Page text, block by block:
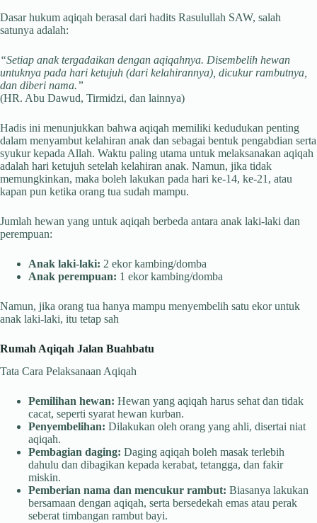
Dasar hukum aqiqah berasal dari hadits Rasulullah SAW, salah
satunya adalah:
“Setiap anak tergadaikan dengan aqiqahnya. Disembelih hewan
untuknya pada hari ketujuh (dari kelahirannya), dicukur rambutnya,
dan diberi nama.”
(HR. Abu Dawud, Tirmidzi, dan lainnya)
Hadis ini menunjukkan bahwa aqiqah memiliki kedudukan penting
dalam menyambut kelahiran anak dan sebagai bentuk pengabdian serta
syukur kepada Allah. Waktu paling utama untuk melaksanakan aqiqah
adalah hari ketujuh setelah kelahiran anak. Namun, jika tidak
memungkinkan, maka boleh lakukan pada hari ke-14, ke-21, atau
kapan pun ketika orang tua sudah mampu.
Jumlah hewan yang untuk aqiqah berbeda antara anak laki-laki dan
perempuan:
Anak laki-laki: 2 ekor kambing/domba
Anak perempuan: 1 ekor kambing/domba
Namun, jika orang tua hanya mampu menyembelih satu ekor untuk
anak laki-laki, itu tetap sah
Rumah Aqiqah Jalan Buahbatu
Tata Cara Pelaksanaan Aqiqah
Pemilihan hewan: Hewan yang aqiqah harus sehat dan tidak
cacat, seperti syarat hewan kurban.
Penyembelihan: Dilakukan oleh orang yang ahli, disertai niat
aqiqah.
Pembagian daging: Daging aqiqah boleh masak terlebih
dahulu dan dibagikan kepada kerabat, tetangga, dan fakir
miskin.
Pemberian nama dan mencukur rambut: Biasanya lakukan
bersamaan dengan aqiqah, serta bersedekah emas atau perak
seberat timbangan rambut bayi.